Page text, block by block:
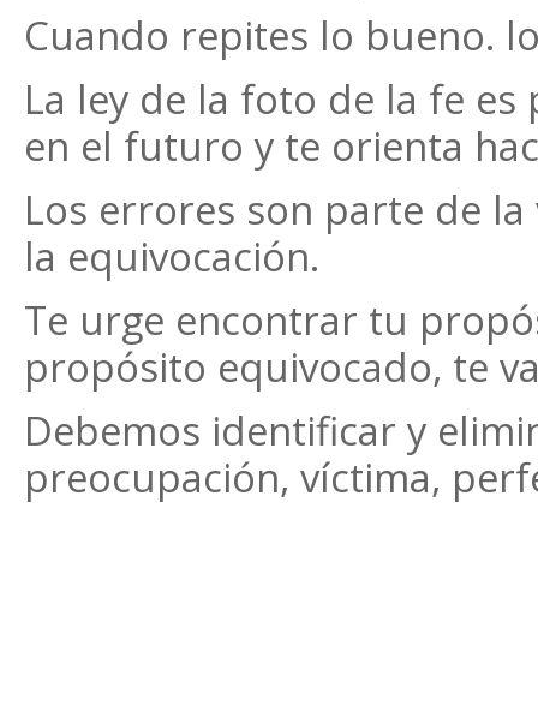
Cuando repites lo bueno.
La ley de la foto de la fe
en el futuro y te orienta
Los errores son parte de
la equivocación.
Te urge encontrar tu
propósito equivocado, te
Debemos identificar y
preocupación, víctima,